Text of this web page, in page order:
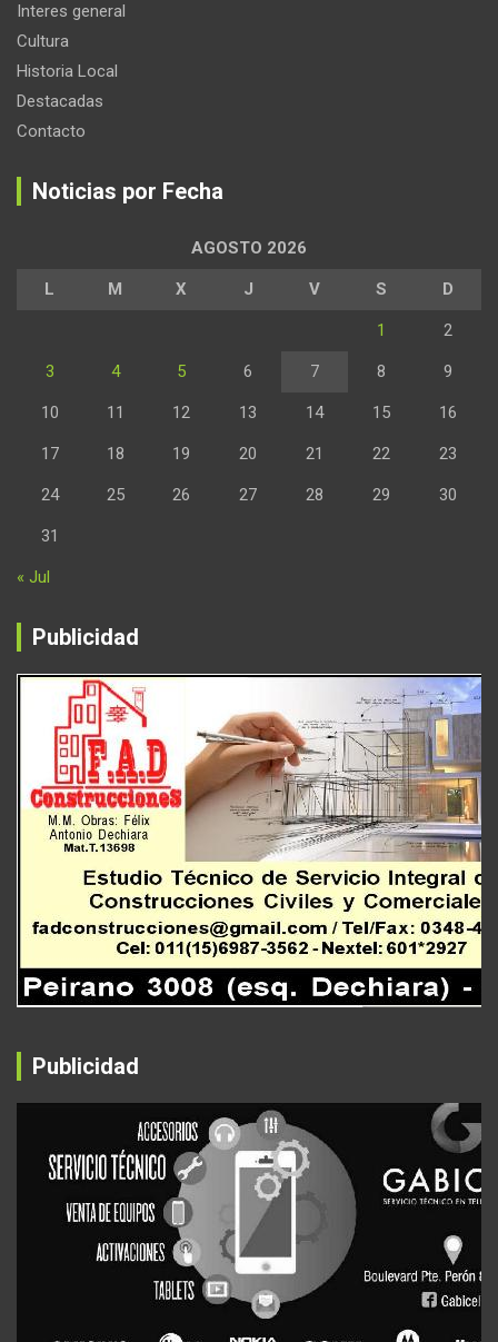
Interes general
Cultura
Historia Local
Destacadas
Contacto
Noticias por Fecha
AGOSTO 2026
L M X J V S D
1 2
3 4 5 6 7 8 9
10 11 12 13 14 15 16
17 18 19 20 21 22 23
24 25 26 27 28 29 30
31
« Jul
Publicidad
Publicidad